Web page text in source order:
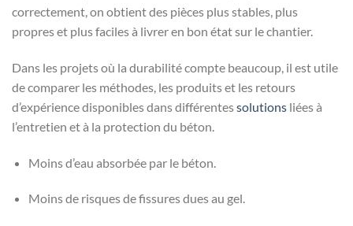
correctement, on obtient des pièces plus stables, plus
propres et plus faciles à livrer en bon état sur le chantier.
Dans les projets où la durabilité compte beaucoup, il est utile
de comparer les méthodes, les produits et les retours
d’expérience disponibles dans différentessolutions liées à
l’entretien et à la protection du béton.
Moins d’eau absorbée par le béton.
Moins de risques de fissures dues au gel.